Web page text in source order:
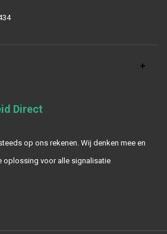
Direct
op ons rekenen. Wij denken mee en
oplossing voor alle signalisatie